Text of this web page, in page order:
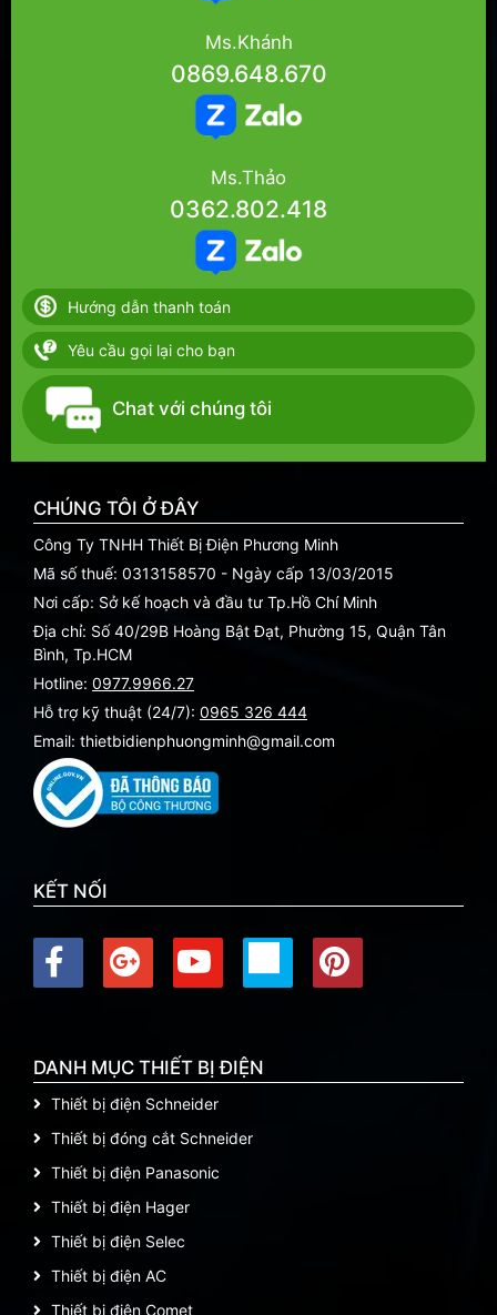
Ms.Khánh
0869.648.670
Ms.Thảo
0362.802.418
Hướng dẫn thanh toán
Yêu cầu gọi lại cho bạn
Chat với chúng tôi
CHÚNG TÔI Ở ĐÂY
Công Ty TNHH Thiết Bị Điện Phương Minh
Mã số thuế: 0313158570 - Ngày cấp 13/03/2015
Nơi cấp: Sở kế hoạch và đầu tư Tp.Hồ Chí Minh
Địa chỉ: Số 40/29B Hoàng Bật Đạt, Phường 15, Quận Tân
Bình, Tp.HCM
Hotline: 0977.9966.27
Hỗ trợ kỹ thuật (24/7): 0965 326 444
Email: thietbidienphuongminh@gmail.com
KẾT NỐI
DANH MỤC THIẾT BỊ ĐIỆN
Thiết bị điện Schneider
Thiết bị đóng cắt Schneider
Thiết bị điện Panasonic
Thiết bị điện Hager
Thiết bị điện Selec
Thiết bị điện AC
Thiết bị điện Comet